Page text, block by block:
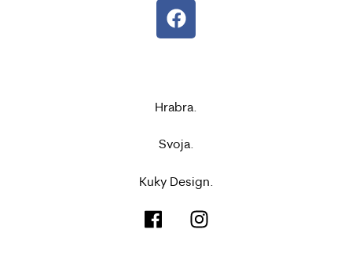
Hrabra.
Svoja.
Kuky Design.